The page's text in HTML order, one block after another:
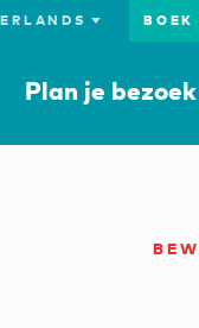
BOEK
Plan je bezoek